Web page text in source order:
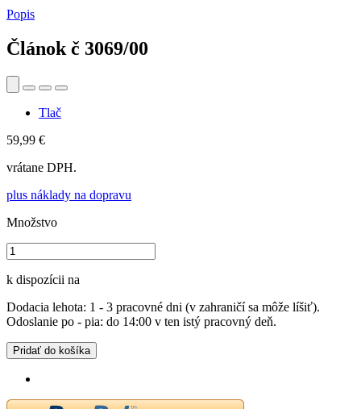
Popis
Článok č 3069/00
Tlač
59,99 €
vrátane DPH.
plus náklady na dopravu
Množstvo
k dispozícii na
Dodacia lehota: 1 - 3 pracovné dni (v zahraničí sa môže líšiť).
Odoslanie po - pia: do 14:00 v ten istý pracovný deň.
Pridať do košíka